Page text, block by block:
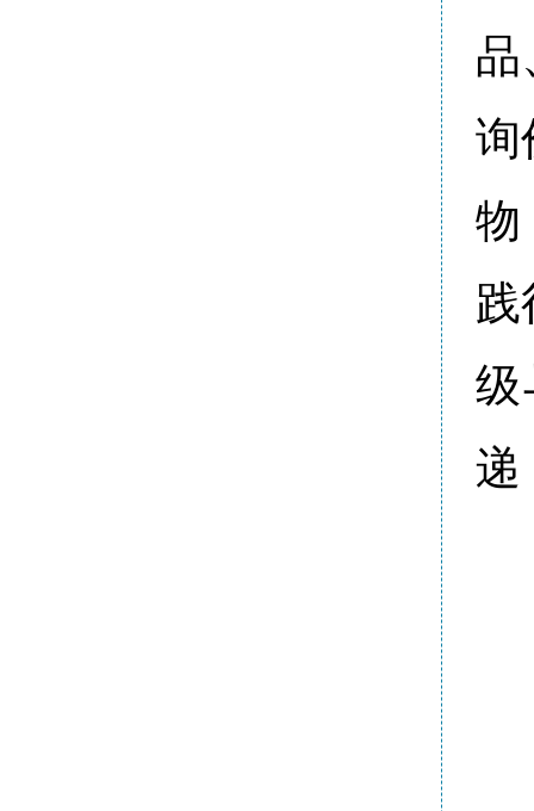
品
询
物
践
级
递